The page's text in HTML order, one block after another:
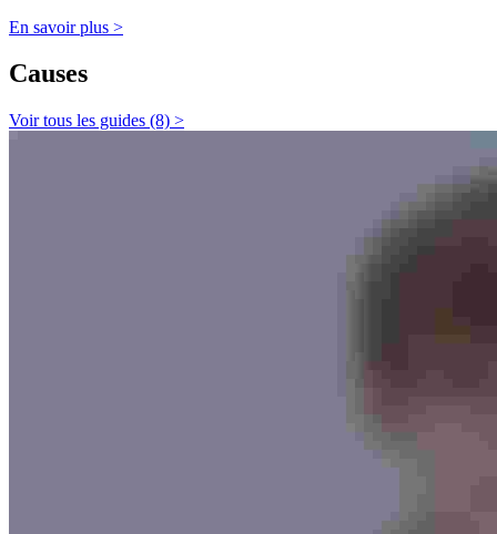
En savoir plus >
Causes
Voir tous les guides (8) >